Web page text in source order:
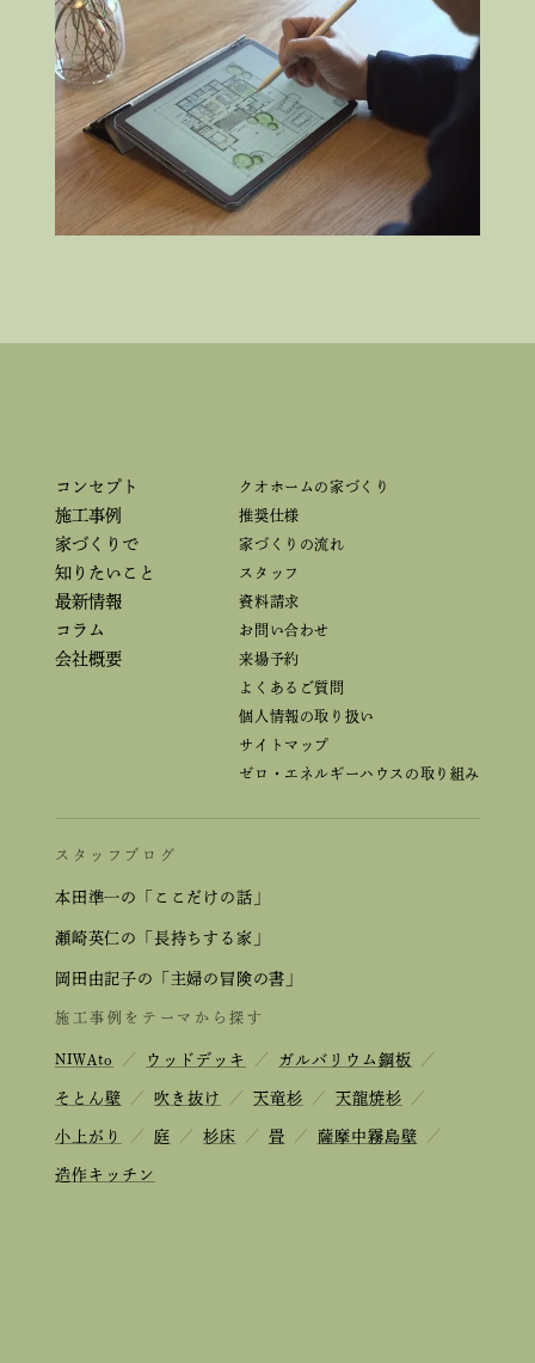
コンセプト
施工事例
家づくりで
知りたいこと
最新情報
コラム
会社概要
クオホームの家づくり
推奨仕様
家づくりの流れ
スタッフ
資料請求
お問い合わせ
来場予約
よくあるご質問
個人情報の取り扱い
サイトマップ
ゼロ・エネルギーハウスの取り組み
スタッフブログ
本田準一の「ここだけの話」
瀬崎英仁の「長持ちする家」
岡田由記子の「主婦の冒険の書」
施工事例をテーマから探す
NIWAto ／ ウッドデッキ ／ ガルバリウム鋼板 ／
そとん壁 ／ 吹き抜け ／ 天竜杉 ／ 天龍焼杉 ／
小上がり ／ 庭 ／ 杉床 ／ 畳 ／ 薩摩中霧島壁 ／
造作キッチン